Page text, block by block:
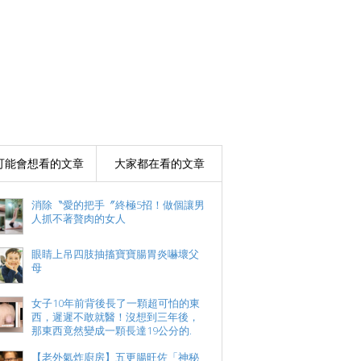
能會想看的文章 大家都在看的文章
消除〝愛的把手〞終極5招！做個讓男
人抓不著贅肉的女人
眼睛上吊四肢抽搐寶寶腸胃炎嚇壞父
母
女子10年前背後長了一顆超可怕的東
西，遲遲不敢就醫！沒想到三年後，
那東西竟然變成一顆長達19公分的.
【老外氣炸廚房】五更腸旺佐「神秘